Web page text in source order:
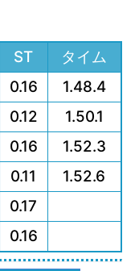
ST
タイム
0.16
1.48.4
0.12
1.50.1
0.16
1.52.3
0.11
1.52.6
0.17
0.16